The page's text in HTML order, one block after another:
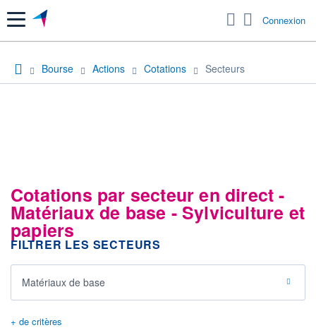
Menu Connexion
Bourse Actions Cotations Secteurs
Cotations par secteur en direct -
Matériaux de base - Sylviculture et
papiers
FILTRER LES SECTEURS
Matériaux de base
+ de critères